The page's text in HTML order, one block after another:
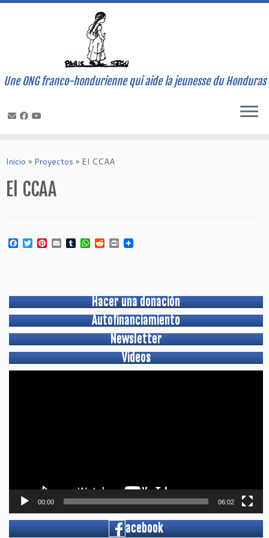
Une ONG franco-hondurienne qui aide la jeunesse du Honduras
Inicio » Proyectos » El CCAA
El CCAA
Facebook
TwitterPinterest
EmailTumblrWhatsApp
Reddit
Print
Hacer una donación
Autofinanciamiento
Newsletter
Videos
00:00 06:02
acebook